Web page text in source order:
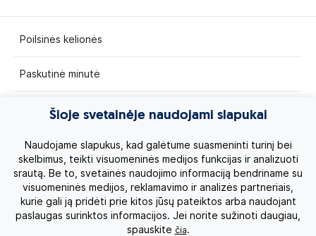
Poilsinės kelionės
Paskutinė minutė
Egzotinės kelionės
Kruizai
Kelionės po Lietuvą
Apie mus
Šioje svetainėje naudojami slapukai
Naudojame slapukus, kad galėtume suasmeninti turinį bei
skelbimus, teikti visuomeninės medijos funkcijas ir analizuoti
srautą. Be to, svetainės naudojimo informaciją bendriname su
visuomeninės medijos, reklamavimo ir analizės partneriais,
kurie gali ją pridėti prie kitos jūsų pateiktos arba naudojant
paslaugas surinktos informacijos. Jei norite sužinoti daugiau,
spauskite čia.